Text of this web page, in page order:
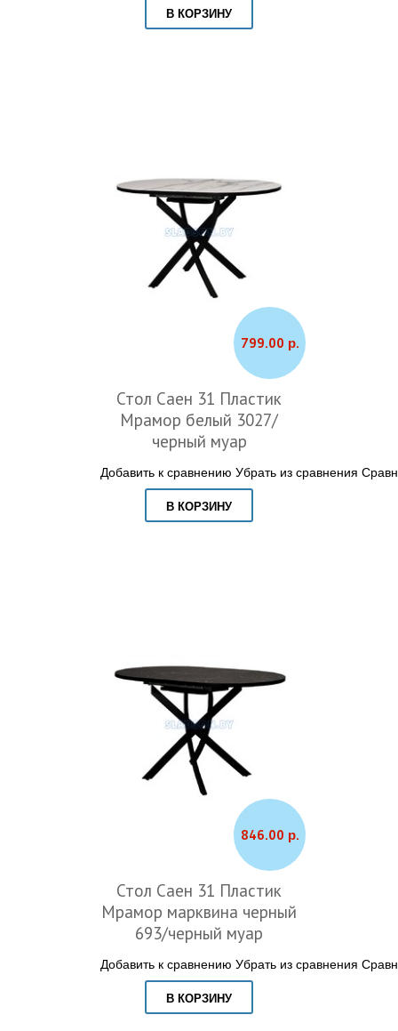
В КОРЗИНУ
799.00 р.
Стол Саен 31 Пластик
Мрамор белый 3027/
черный муар
Добавить к сравнению Убрать из сравнения
В КОРЗИНУ
846.00 р.
Стол Саен 31 Пластик
Мрамор марквина черный
693/черный муар
Добавить к сравнению Убрать из сравнения
В КОРЗИНУ